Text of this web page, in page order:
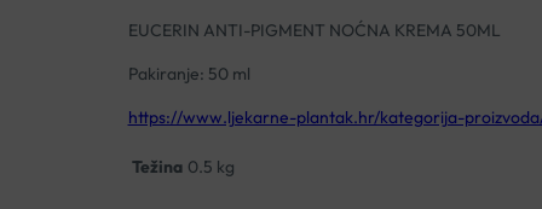
EUCERIN ANTI-PIGMENT NOĆNA KREMA 50ML
Pakiranje: 50 ml
https://www.ljekarne-plantak.hr/kategorija-
Težina 0.5 kg